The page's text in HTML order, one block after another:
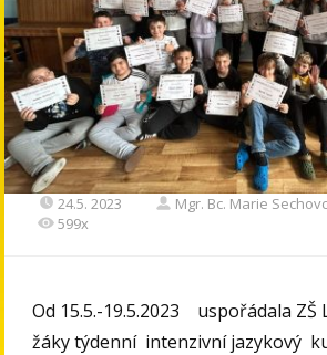
24.5. 2023
Mgr. Bc. Marie
599x
Od 15.5.-19.5.2023 uspořádala ZŠ
žáky týdenní intenzivní jazykový